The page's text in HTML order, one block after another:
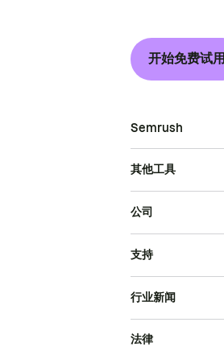
开始免费试用
Semrush
其他工具
公司
支持
行业新闻
法律